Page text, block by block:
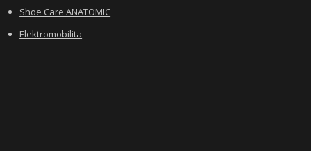
Shoe Care ANATOMIC
Elektromobilita